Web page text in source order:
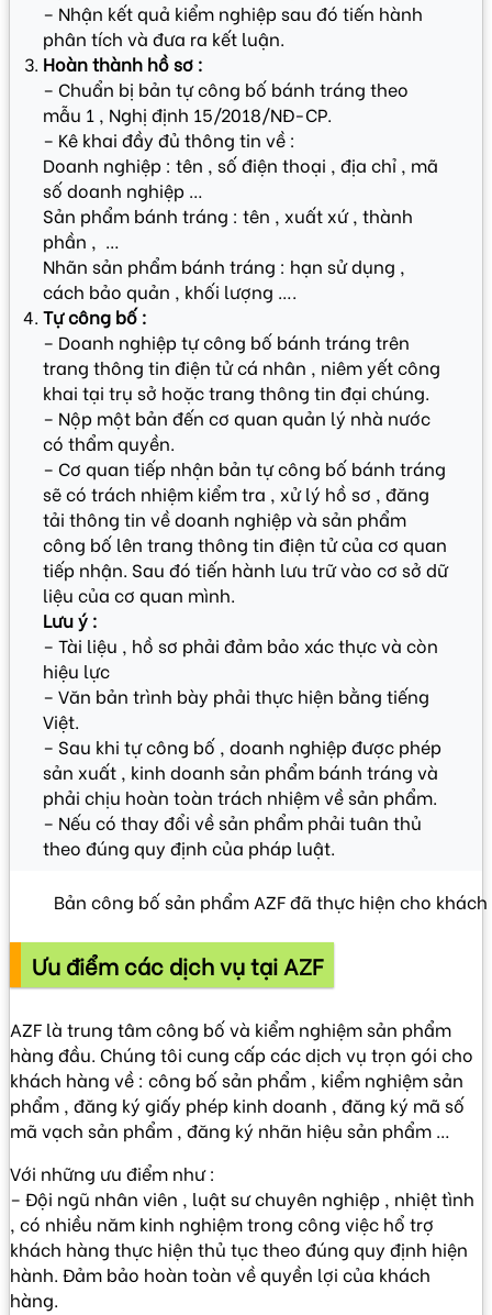
– Nhận kết quả kiểm nghiệp sau đó tiến hành
phân tích và đưa ra kết luận.
Hoàn thành hồ sơ :
– Chuẩn bị bản tự công bố bánh tráng theo
mẫu 1 , Nghị định 15/2018/NĐ-CP.
– Kê khai đầy đủ thông tin về :
Doanh nghiệp : tên , số điện thoại , địa chỉ , mã
số doanh nghiệp …
Sản phẩm bánh tráng : tên , xuất xứ , thành
phần , …
Nhãn sản phẩm bánh tráng : hạn sử dụng ,
cách bảo quản , khối lượng ….
Tự công bố :
– Doanh nghiệp tự công bố bánh tráng trên
trang thông tin điện tử cá nhân , niêm yết công
khai tại trụ sở hoặc trang thông tin đại chúng.
– Nộp một bản đến cơ quan quản lý nhà nước
có thẩm quyền.
– Cơ quan tiếp nhận bản tự công bố bánh tráng
sẽ có trách nhiệm kiểm tra , xử lý hồ sơ , đăng
tải thông tin về doanh nghiệp và sản phẩm
công bố lên trang thông tin điện tử của cơ quan
tiếp nhận. Sau đó tiến hành lưu trữ vào cơ sở dữ
liệu của cơ quan mình.
Lưu ý :
– Tài liệu , hồ sơ phải đảm bảo xác thực và còn
hiệu lực
– Văn bản trình bày phải thực hiện bằng tiếng
Việt.
– Sau khi tự công bố , doanh nghiệp được phép
sản xuất , kinh doanh sản phẩm bánh tráng và
phải chịu hoàn toàn trách nhiệm về sản phẩm.
– Nếu có thay đổi về sản phẩm phải tuân thủ
theo đúng quy định của pháp luật.
Bản công bố sản phẩm AZF đã thực hiện cho
Ưu điểm các dịch vụ tại AZF
AZF là trung tâm công bố và kiểm nghiệm sản phẩm
hàng đầu. Chúng tôi cung cấp các dịch vụ trọn gói cho
khách hàng về : công bố sản phẩm , kiểm nghiệm sản
phẩm , đăng ký giấy phép kinh doanh , đăng ký mã số
mã vạch sản phẩm , đăng ký nhãn hiệu sản phẩm …
Với những ưu điểm như :
– Đội ngũ nhân viên , luật sư chuyên nghiệp , nhiệt tình
, có nhiều năm kinh nghiệm trong công việc hổ trợ
khách hàng thực hiện thủ tục theo đúng quy định hiện
hành. Đảm bảo hoàn toàn về quyền lợi của khách
hàng.